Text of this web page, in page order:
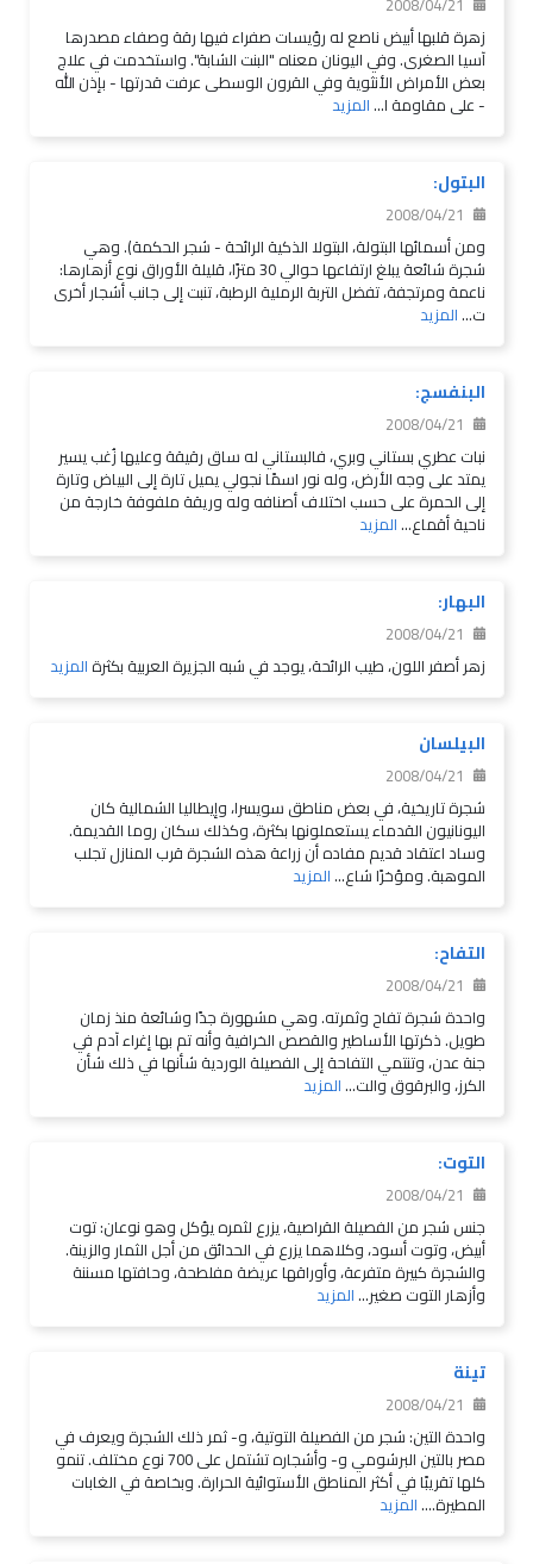
زهرة قلبها أبيض ناصع له رؤيسات صفراء فيها رقة وصفاء مصدرها
آسيا الصغرى. وفي اليونان معناه "البنت الشابة". واستخدمت في علاج
بعض الأمراض الأنثوية وفي القرون الوسطى عرفت قدرتها - بإذن الله
- على مقاومة ا...المزيد
البتول:
2008/04/21
ومن أسمائها البتولة، البتولا الذكية الرائحة - شجر الحكمة). وهي
شجرة شائعة يبلغ ارتفاعها حوالي 30 مترًا، قليلة الأوراق نوع أزهارها:
ناعمة ومرتجفة، تفضل التربة الرملية الرطبة، تنبت إلى جانب أشجار أخرى
ت...المزيد
البنفسج:
2008/04/21
نبات عطري بستاني وبري، فالبستاني له ساق رقيقة وعليها زُغب يسير
يمتد على وجه الأرض، وله نور اسمًا نجولي يميل تارة إلى البياض وتارة
إلى الحمرة على حسب اختلاف أصنافه وله وريقة ملفوفة خارجة من
ناحية أقماع...المزيد
البهار:
2008/04/21
زهر أصفر اللون، طيب الرائحة، يوجد في شبه الجزيرة العربية بكثرة المزيد
البيلسان
2008/04/21
شجرة تاريخية، في بعض مناطق سويسرا، وإيطاليا الشمالية كان
اليونانيون القدماء يستعملونها بكثرة، وكذلك سكان روما القديمة.
وساد اعتقاد قديم مفاده أن زراعة هذه الشجرة قرب المنازل تجلب
الموهبة. ومؤخرًا شاع...المزيد
التفاح:
2008/04/21
واحدة شجرة تفاح وثمرته. وهي مشهورة جدًا وشائعة منذ زمان
طويل. ذكرتها الأساطير والقصص الخرافية وأنه تم بها إغراء آدم في
جنة عدن، وتنتمي التفاحة إلى الفصيلة الوردية شأنها في ذلك شأن
الكرز، والبرقوق والت...المزيد
التوت:
2008/04/21
جنس شجر من الفصيلة القراصية، يزرع لثمره يؤكل وهو نوعان: توت
أبيض، وتوت أسود، وكلاهما يزرع في الحدائق من أجل الثمار والزينة.
والشجرة كبيرة متفرعة، وأوراقها عريضة مفلطحة، وحافتها مسننة
وأزهار التوت صغير...المزيد
تينة
2008/04/21
واحدة التين: شجر من الفصيلة التوتية، و- ثمر ذلك الشجرة ويعرف في
مصر بالتين البرشومي و- وأشجاره تشتمل على 700 نوع مختلف. تنمو
كلها تقريبًا في أكثر المناطق الأستوائية الحرارة. وبخاصة في الغابات
المطيرة....المزيد